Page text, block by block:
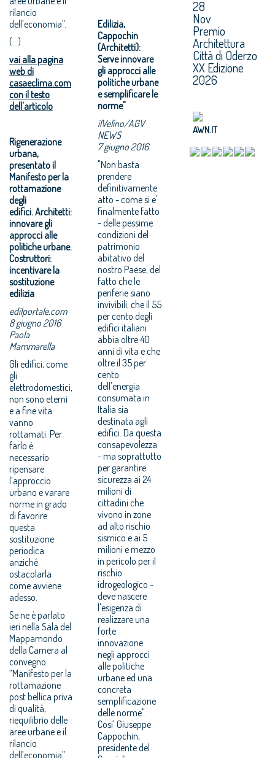
rilancio
dell’economia”.
(...)
vai alla pagina
web di
casaeclima.com
con il testo
dell'articolo
Rigenerazione
urbana,
presentato il
Manifesto per la
rottamazione
degli
edifici. Architetti:
innovare gli
approcci alle
politiche urbane.
Costruttori:
incentivare la
sostituzione
edilizia
edilportale.com
8 giugno 2016
Paola
Mammarella
Gli edifici, come
gli
elettrodomestici,
non sono eterni
e a fine vita
vanno
rottamati. Per
farlo è
necessario
ripensare
l’approccio
urbano e varare
norme in grado
di favorire
questa
sostituzione
periodica
anziché
ostacolarla
come avviene
adesso.
Se ne è parlato
ieri nella Sala del
Mappamondo
della Camera al
convegno
“Manifesto per la
rottamazione
post bellica priva
di qualità,
riequilibrio delle
aree urbane e il
rilancio
dell’economia”
Edilizia,
Cappochin
(Architetti):
Serve innovare
gli approcci alle
politiche urbane
e semplificare le
norme"
ilVelino/AGV
NEWS
7 giugno 2016
"Non basta
prendere
definitivamente
atto - come si e'
finalmente fatto
- delle pessime
condizioni del
patrimonio
abitativo del
nostro Paese; del
fatto che le
periferie siano
invivibili; che il 55
per cento degli
edifici italiani
abbia oltre 40
anni di vita e che
oltre il 35 per
cento
dell'energia
consumata in
Italia sia
destinata agli
edifici. Da questa
consapevolezza
- ma soprattutto
per garantire
sicurezza ai 24
milioni di
cittadini che
vivono in zone
ad alto rischio
sismico e ai 5
milioni e mezzo
in pericolo per il
rischio
idrogeologico -
deve nascere
l'esigenza di
realizzare una
forte
innovazione
negli approcci
alle politiche
urbane ed una
concreta
semplificazione
delle norme".
Cosi' Giuseppe
Cappochin,
presidente del
28
Nov
Premio
Architettura
Città di Oderzo
XX Edizione
2026
AWN.IT